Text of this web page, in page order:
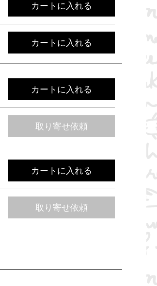
カートに入れる
カートに入れる
カートに入れる
取り寄せ依頼
カートに入れる
取り寄せ依頼